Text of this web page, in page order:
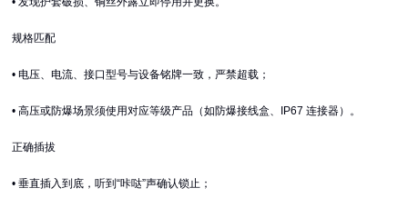
规格匹配
• 电压、电流、接口型号与设备铭牌一致，严禁超载；
• 高压或防爆场景须使用对应等级产品（如防爆接线盒、IP67 连接器） 。
正确插拔
• 垂直插入到底，听到“咔哒”声确认锁止；